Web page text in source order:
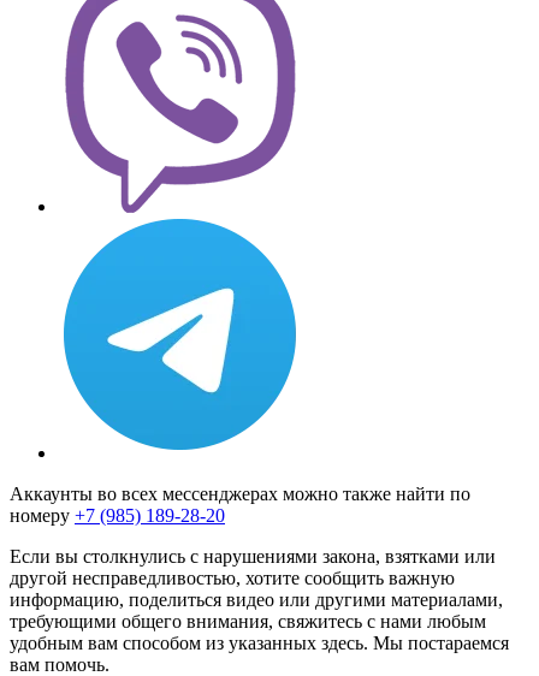
Аккаунты во всех мессенджерах можно также найти по
номеру +7 (985) 189-28-20
Если вы столкнулись с нарушениями закона, взятками или
другой несправедливостью, хотите сообщить важную
информацию, поделиться видео или другими материалами,
требующими общего внимания, свяжитесь с нами любым
удобным вам способом из указанных здесь. Мы постараемся
вам помочь.